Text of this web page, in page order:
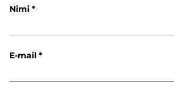
Nimi
E-mail